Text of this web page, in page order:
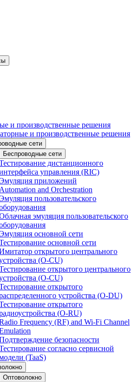
и производственные решения
и производственные решения
сети
Беспроводные сети
дистанционного
управления (RIC)
приложений
Automation and Orchestration
пользовательского
эмуляция пользовательского
основной сети
основной сети
открытого центрального
(O-CU)
открытого центрального
(O-CU)
открытого
устройства (O-DU)
открытого
(O-RU)
Frequency (RF) and Wi-Fi Channel
безопасности
согласно сервисной
(TaaS)
Оптоволокно